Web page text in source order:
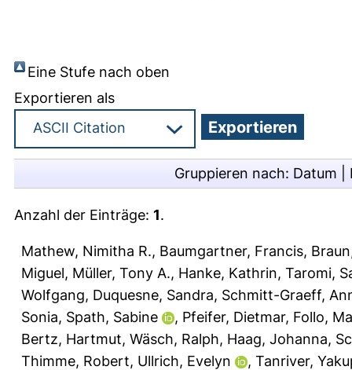
Eine Stufe nach oben
Exportieren als
Gruppieren nach: Datum
Anzahl der Einträge: 1.
Mathew, Nimitha R., Baumgartner, Francis,
Miguel, Müller, Tony A., Hanke, Kathrin, Taromi,
Wolfgang, Duquesne, Sandra, Schmitt-Graeff,
Sonia, Spath, Sabine , Pfeifer, Dietmar, Follo,
Bertz, Hartmut, Wäsch, Ralph, Haag, Johanna,
Thimme, Robert, Ullrich, Evelyn , Tanriver,